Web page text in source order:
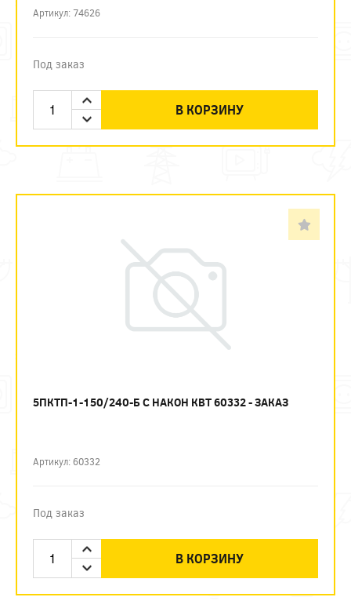
Артикул: 74626
Под заказ
В КОРЗИНУ
5ПКТП-1-150/240-Б С НАКОН КВТ 60332 - ЗАКАЗ
Артикул: 60332
Под заказ
В КОРЗИНУ